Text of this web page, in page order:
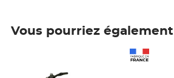
Vous pourriez